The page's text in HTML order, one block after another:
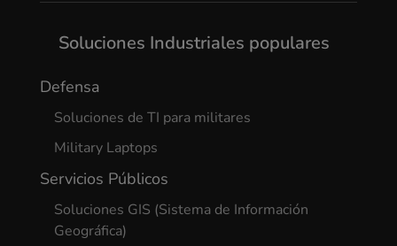
Soluciones Industriales populares
Defensa
Soluciones de TI para militares
Military Laptops
Servicios Públicos
Soluciones GIS (Sistema de Información
Geográfica)